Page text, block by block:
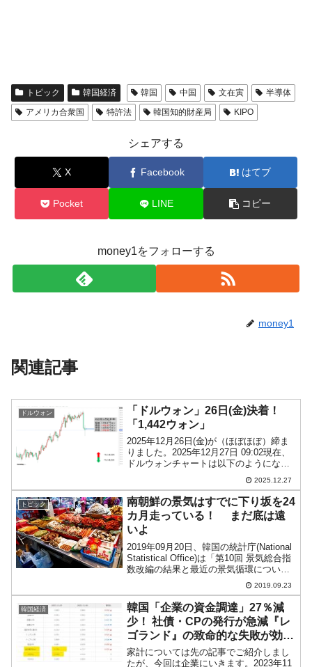
トピック 韓国経済 韓国 中国 文在寅
半導体
アメリカ合衆国
特許法 韓国知的財産局 KIPO
シェアする
X Facebook はてブ
Pocket LINE コピー
money1をフォローする
money1
関連記事
ドルウォン
「ドルウォン」26日(金)決着！
「1,442ウォン」
2025年12月26日(金)が（ほぼほぼ）締ま
りました。2025年12月27日 09:02現在、
ドルウォンチャートは以下のようになっ
ています（チャートは『Investing.com』
より引用：以下同）。26日も陰線となり
ましたが、一時「1ド...
2025.12.27
トピック
南朝鮮の景気はすでに下り坂を24
カ月走っている！ まだ底は遠
いよ
2019年09月20日、韓国の統計庁(National
Statistical Office)は「第10回 景気総合指
数改編の結果と最近の景気循環につい
て」※という資料を公表しました。この
資料を基にした記事が韓国メディアに公
開され、その日本...
2019.09.23
韓国経済
韓国「企業の資金調達」27％減
少！ 社債・CPの発行が急減『レ
ゴランド』の致命的な失敗が効い
た
家計については先の記事でご紹介しまし
たが、今回は企業にいきます。2023年11